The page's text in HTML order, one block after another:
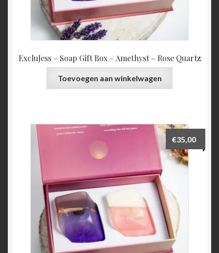
ExcluJess – Soap Gift Box – Amethyst – Rose Quartz
Toevoegen aan winkelwagen
€35,00